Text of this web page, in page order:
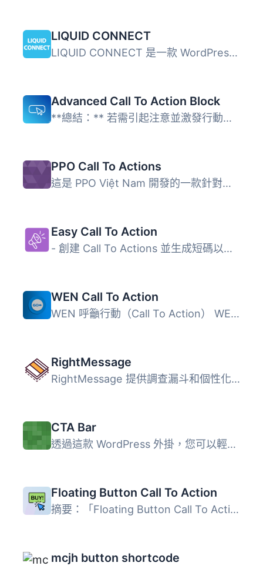
LIQUID CONNECT
LIQUID CONNECT 是一款 WordPress 外掛，提供基於規則的聊天...
Advanced Call To Action Block
**總結：** 若需引起注意並激發行動，"Call To Action ...
PPO Call To Actions
這是 PPO Việt Nam 開發的一款針對介紹、產品或服務網站的適...
Easy Call To Action
- 創建 Call To Actions 並生成短碼以在文章、頁面或小工具中...
WEN Call To Action
WEN 呼籲行動（Call To Action） WEN 呼籲行動讓你可以在你的...
RightMessage
RightMessage 提供調查漏斗和個性化呼籲到行動 (CTA)，協助線...
CTA Bar
透過這款 WordPress 外掛，您可以輕鬆地在文章/頁面上添加 CT...
Floating Button Call To Action
摘要：「Floating Button Call To Action」外掛可以在你的 Wo...
mcjh button shortcode